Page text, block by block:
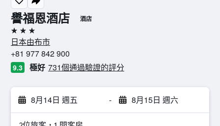
譽福恩酒店 酒店
3星級
日本由布市
+81 977 842 900
9.3 極好 731個通過驗證的評分
8月14日 週五 - 8月15日 週六